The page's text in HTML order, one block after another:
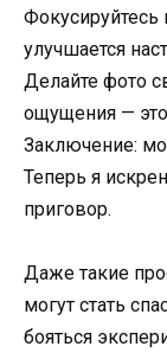
Фокусируйтесь
улучшается
Делайте фото
ощущения — это
Заключение:
Теперь я
приговор.
Даже такие
могут стать
бояться